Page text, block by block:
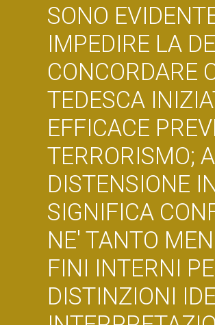
SONO
IMPEDIRE LA
CONCORDARE
TEDESCA
EFFICACE
TERRORISMO;
DISTENSIONE
SIGNIFICA
NE' TANTO
FINI INTERNI
DISTINZIONI